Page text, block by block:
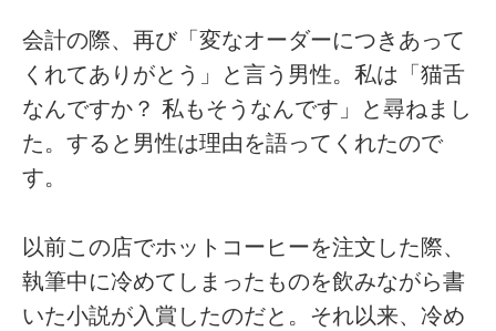
会計の際、再び「変なオーダーにつきあって
くれてありがとう」と言う男性。私は「猫舌
なんですか？ 私もそうなんです」と尋ねまし
た。すると男性は理由を語ってくれたので
す。
以前この店でホットコーヒーを注文した際、
執筆中に冷めてしまったものを飲みながら書
いた小説が入賞したのだと。それ以来、冷め